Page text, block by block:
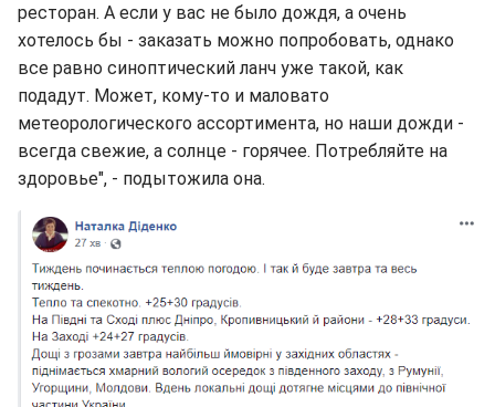
ресторан. А если у вас не было дождя, а очень
хотелось бы - заказать можно попробовать, однако
все равно синоптический ланч уже такой, как
подадут. Может, кому-то и маловато
метеорологического ассортимента, но наши дожди -
всегда свежие, а солнце - горячее. Потребляйте на
здоровье", - подытожила она.